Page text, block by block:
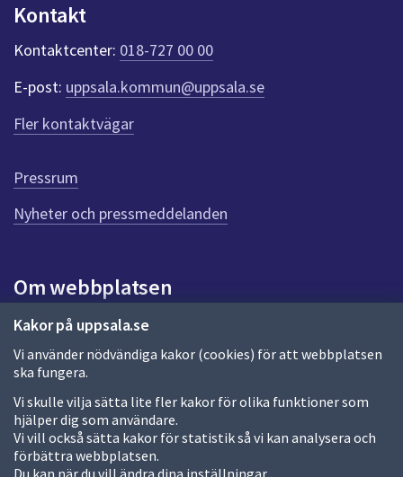
Kakor på uppsala.se
Vi använder nödvändiga kakor (cookies) för att webbplatsen
ska fungera.
Vi skulle vilja sätta lite fler kakor för olika funktioner som
hjälper dig som användare.
Vi vill också sätta kakor för statistik så vi kan analysera och
förbättra webbplatsen.
Du kan när du vill ändra dina inställningar.
k
t
e
r
f
ö
r
e
n
n
a
d
a
Kontakt
Kontaktcenter: 018-727 00 00
E-post: uppsala.kommun@uppsala.se
Fler kontaktvägar
Pressrum
Nyheter och pressmeddelanden
Om webbplatsen
Om webbplatsen
Allmänna handlingar och diarium
Behandling av personuppgifter
Kakor
Språk (other languages)